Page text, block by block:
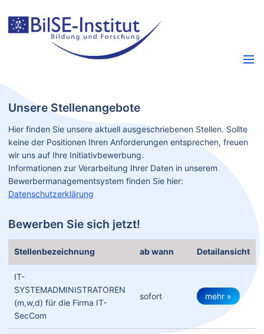
Unsere Stellenangebote
Hier finden Sie unsere aktuell ausgeschriebenen Stellen. Sollte
keine der Positionen Ihren Anforderungen entsprechen, freuen
wir uns auf Ihre Initiativbewerbung.
Informationen zur Verarbeitung Ihrer Daten in unserem
Bewerbermanagementsystem finden Sie hier:
Datenschutzerklärung
Bewerben Sie sich jetzt!
Stellenbe­zeichnung ab wann Detailansicht
IT-
SYSTEMADMINISTRATOREN
(m,w,d) für die Firma IT-
SecCom
sofort mehr »